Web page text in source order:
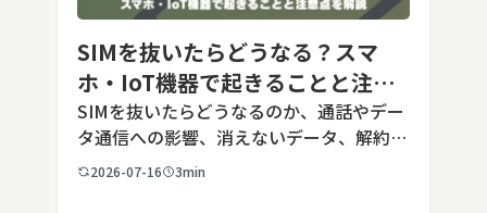
SIMを抜いたらどうなる？スマ
ホ・IoT機器で起きることと注意
点を解説
SIMを抜いたらどうなるのか、通話やデー
タ通信への影響、消えないデータ、解約や
端末譲渡時の注意点を整理。さらに法人・
2026-07-16 3min